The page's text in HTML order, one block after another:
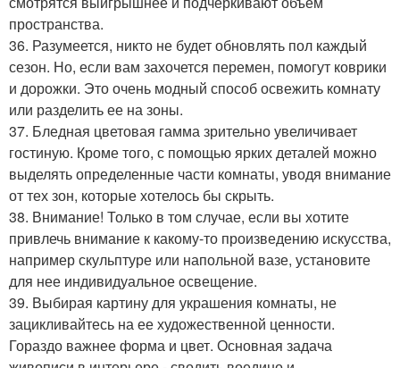
пространства.
36. Разумеется, никто не будет обновлять пол каждый
сезон. Но, если вам захочется перемен, помогут коврики
и дорожки. Это очень модный способ освежить комнату
или разделить ее на зоны.
37. Бледная цветовая гамма зрительно увеличивает
гостиную. Кроме того, с помощью ярких деталей можно
выделять определенные части комнаты, уводя внимание
от тех зон, которые хотелось бы скрыть.
38. Внимание! Только в том случае, если вы хотите
привлечь внимание к какому-то произведению искусства,
например скульптуре или напольной вазе, установите
для нее индивидуальное освещение.
39. Выбирая картину для украшения комнаты, не
зацикливайтесь на ее художественной ценности.
Гораздо важнее форма и цвет. Основная задача